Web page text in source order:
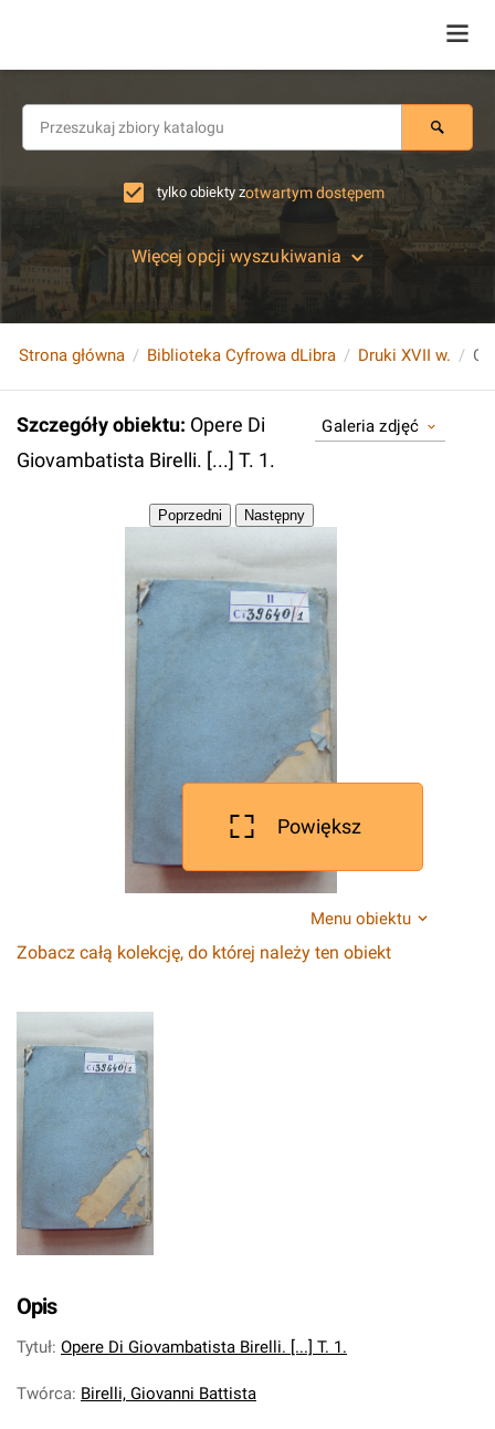
tylko obiekty zotwartym dostępem
Więcej opcji wyszukiwania
Strona główna Biblioteka Cyfrowa dLibra Druki XVII w.
Szczegóły obiektu: Opere Di
Giovambatista Birelli. [...] T. 1.
Galeria zdjęć
Powiększ
Menu obiektu
Zobacz całą kolekcję, do której należy ten obiekt
Opis
Tytuł: Opere Di Giovambatista Birelli. [...] T. 1.
Twórca: Birelli, Giovanni Battista